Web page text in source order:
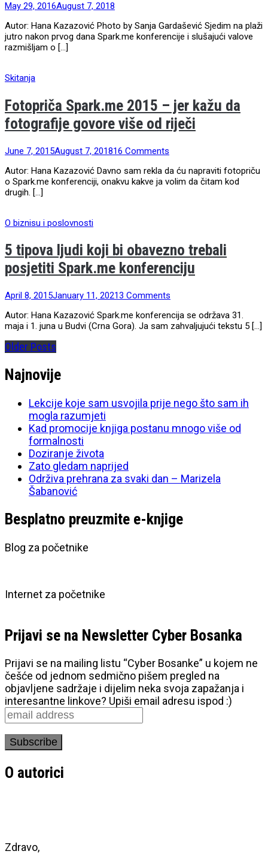
May 29, 2016August 7, 2018
Autor: Hana Kazazović Photo by Sanja Gardašević Sjedim na plaži
jutro nakon prvog dana Spark.me konferencije i slušajući valove
razmišljam o […]
Skitanja
Fotopriča Spark.me 2015 – jer kažu da
fotografije govore više od riječi
June 7, 2015August 7, 201816 Comments
Autor: Hana Kazazović Davno sam rekla da ću napraviti fotopriču
o Spark.me konferenciji, onakvu kakve ja volim da čitam kod
drugih. […]
O biznisu i poslovnosti
5 tipova ljudi koji bi obavezno trebali
posjetiti Spark.me konferenciju
April 8, 2015January 11, 20213 Comments
Autor: Hana Kazazović Spark.me konferencija se održava 31.
maja i 1. juna u Budvi (Crna Gora). Ja sam zahvaljujući tekstu 5 […]
Older Posts
Najnovije
Lekcije koje sam usvojila prije nego što sam ih
mogla razumjeti
Kad promocije knjiga postanu mnogo više od
formalnosti
Doziranje života
Zato gledam naprijed
Održiva prehrana za svaki dan – Marizela
Šabanović
Besplatno preuzmite e-knjige
Blog za početnike
Internet za početnike
Prijavi se na Newsletter Cyber Bosanka
Prijavi se na mailing listu “Cyber Bosanke” u kojem ne
češće od jednom sedmično pišem pregled na
objavljene sadržaje i dijelim neka svoja zapažanja i
interesantne linkove? Upiši email adresu ispod :)
O autorici
Zdravo,